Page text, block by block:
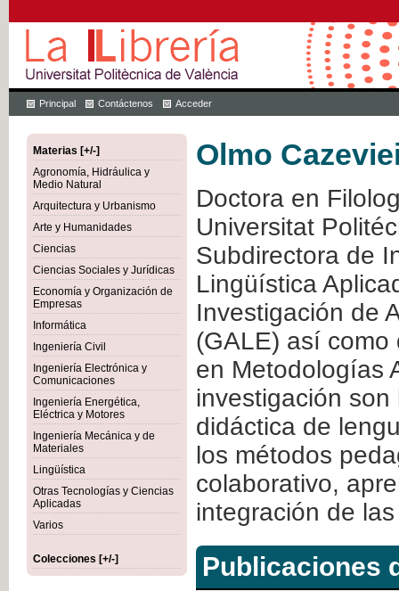
Principal Contáctenos Acceder
Materias [+/-]
Agronomía, Hidráulica y
Medio Natural
Arquitectura y Urbanismo
Arte y Humanidades
Ciencias
Ciencias Sociales y Jurídicas
Economía y Organización de
Empresas
Informática
Ingeniería Civil
Ingeniería Electrónica y
Comunicaciones
Ingeniería Energética,
Eléctrica y Motores
Ingeniería Mecánica y de
Materiales
Lingüística
Otras Tecnologías y Ciencias
Aplicadas
Varios
Colecciones [+/-]
Olmo
Doctora en
Universitat
Subdirectora de
Lingüística
Investigación de
(GALE) así
en Metodologías
investigación
didáctica de
los métodos
colaborativo,
integración de
Publicaciones